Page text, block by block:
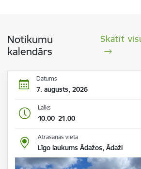
Notikumu
kalendārs
Skatīt
Datums
7. augusts, 2026
Laiks
10.00–21.00
Atrašanās vieta
Līgo laukums Ādažos, Ādaži